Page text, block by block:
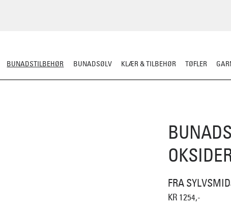
BUNADSTILBEHØR BUNADSØLV KLÆR & TILBEHØR TØFLER
FRA
KR 1254,-